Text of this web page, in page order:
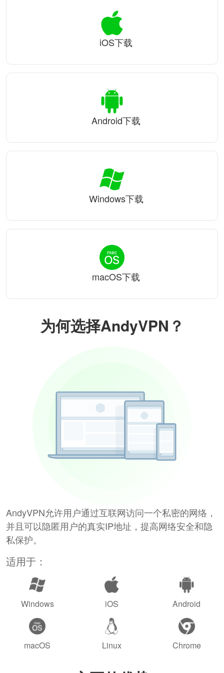
为何选择AndyVPN？
AndyVPN允许用户通过互联网访问一个私密的网络，
并且可以隐匿用户的真实IP地址，提高网络安全和隐
私保护。
适用于：
Windows iOS Android
macOS Linux Chrome
iOS下载
Android下载
Windows下载
macOS下载